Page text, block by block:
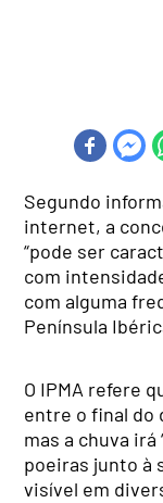
Segundo
internet, a
“pode ser
com
com alguma
Península
O IPMA refere
entre o final do
mas a chuva
poeiras junto à
visível em